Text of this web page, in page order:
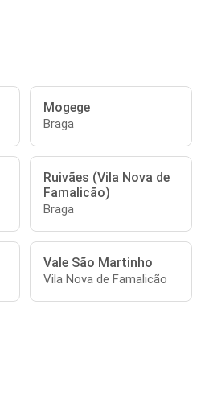
Mogege
Braga
Ruivães (Vila Nova de
Famalicão)
Braga
Vale São Martinho
Vila Nova de Famalicão